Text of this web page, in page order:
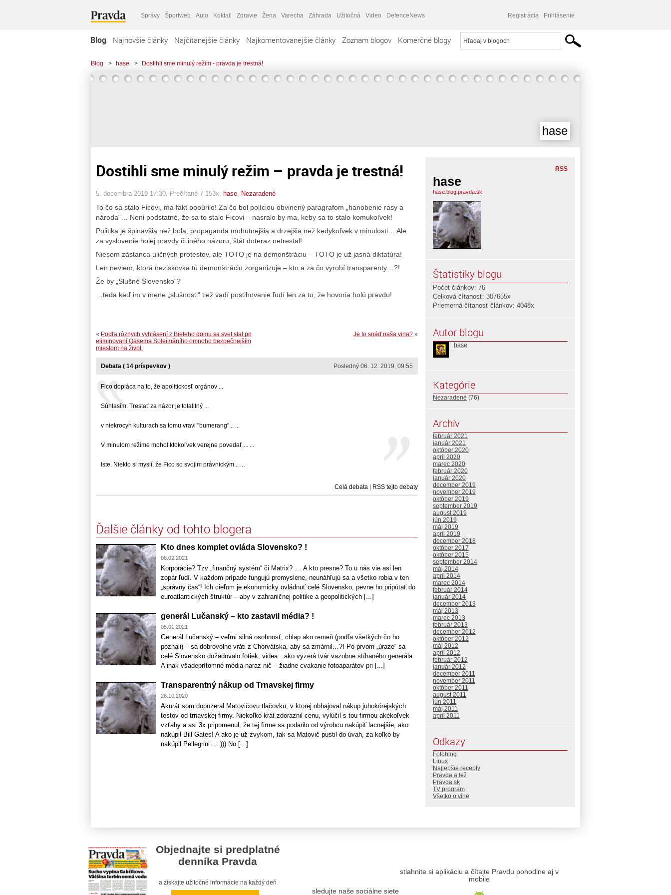
Správy Športweb Auto Koktail Zdravie Žena Varecha Záhrada Užitočná Video DefenceNews Registrácia Prihlásenie
Blog Najnovšie články Najčítanejšie články Najkomentovanejšie články Zoznam blogov Komerčné blogy
Blog > hase > Dostihli sme minulý režim - pravda je trestná!
hase
Dostihli sme minulý režim – pravda je trestná!
5. decembra 2019 17:30 , Prečítané 7 153x, hase Nezaradené
To čo sa stalo Ficovi, ma fakt pobúrilo! Za čo bol políciou obvinený paragrafom „hanobenie rasy a
národa“… Neni podstatné, že sa to stalo Ficovi – nasralo by ma, keby sa to stalo komukoľvek!
Politika je špinavšia než bola, propaganda mohutnejšia a drzejšia než kedykoľvek v minulosti… Ale
za vyslovenie holej pravdy či iného názoru, štát doteraz netrestal!
Niesom zástanca uličných protestov, ale TOTO je na demonštráciu – TOTO je už jasná diktatúra!
Len neviem, ktorá neziskovka tú demonštráciu zorganizuje – kto a za čo vyrobí transparenty…?!
Že by „Slušné Slovensko“?
…teda keď im v mene „slušnosti“ tiež vadí postihovanie ľudí len za to, že hovoria holú pravdu!
Je to snáď naša vina? »
« Podľa rôznych vyhlásení z Bieleho domu sa svet stal po
eliminovaní Qasema Soleimáního omnoho bezpečnejším
miestom na život.
Posledný 06. 12. 2019, 09:55
Debata ( 14 príspevkov )
Fico dopláca na to, že apolitickosť orgánov ...
Súhlasím. Trestať za názor je totalitný ...
v niekrocyh kulturach sa tomu vravi "bumerang"... ...
V minulom režime mohol ktokoľvek verejne povedať,... ...
Iste. Niekto si myslí, že Fico so svojim právnickým... ...
Celá debata RSS tejto debaty
Ďalšie články od tohto blogera
Kto dnes komplet ovláda Slovensko? !
06.02.2021
Korporácie? Tzv „finančný systém“ či Matrix? ….A kto presne? To u nás vie asi len
zopár ľudí. V každom prípade fungujú premyslene, neunáhľujú sa a všetko robia v ten
„správny čas“! Ich cieľom je ekonomicky ovládnuť celé Slovensko, pevne ho pripútať do
euroatlantických štruktúr – aby v zahraničnej politike a geopolitických [...]
generál Lučanský – kto zastavil média? !
05.01.2021
Generál Lučanský – veľmi silná osobnosť, chlap ako remeň (podľa všetkých čo ho
poznali) – sa dobrovolne vráti z Chorvátska, aby sa zmárnil…?! Po prvom „úraze“ sa
celé Slovensko dožadovalo fotiek, videa…ako vyzerá tvár vazobne stíhaného generála.
A inak všadeprítomné média naraz nič – žiadne cvakanie fotoaparátov pri [...]
Transparentný nákup od Trnavskej firmy
26.10.2020
Akurát som dopozeral Matovičovu tlačovku, v ktorej obhajoval nákup juhokórejských
testov od trnavskej firmy. Niekoľko krát zdoraznil cenu, vylúčil s tou firmou akékoľvek
vzťahy a asi 3x pripomenul, že tej firme sa podarilo od výrobcu nakúpiť lacnejšie, ako
nakúpil Bill Gates! A ako je už zvykom, tak sa Matovič pustil do úvah, za koľko by
nakúpil Pellegrini… :))) No [...]
RSS
hase
hase.blog.pravda.sk
Štatistiky blogu
Počet článkov: 76
Celková čítanosť: 307655x
Priemerná čítanosť článkov: 4048x
Autor blogu
hase
Kategórie
Nezaradené (76)
Archív
február 2021
január 2021
október 2020
apríl 2020
marec 2020
február 2020
január 2020
december 2019
november 2019
október 2019
september 2019
august 2019
jún 2019
máj 2019
apríl 2019
december 2018
október 2017
október 2015
september 2014
máj 2014
apríl 2014
marec 2014
február 2014
január 2014
december 2013
máj 2013
marec 2013
február 2013
december 2012
október 2012
máj 2012
apríl 2012
február 2012
január 2012
december 2011
november 2011
október 2011
august 2011
jún 2011
máj 2011
apríl 2011
Odkazy
Fotoblog
Linux
Najlepšie recepty
Pravda a lež
Pravda.sk
TV program
Všetko o víne
Objednajte si predplatné
denníka Pravda
a získajte užitočné informácie na každý deň
sledujte naše sociálne siete
stiahnite si aplikáciu a čítajte Pravdu pohodlne aj v
mobile